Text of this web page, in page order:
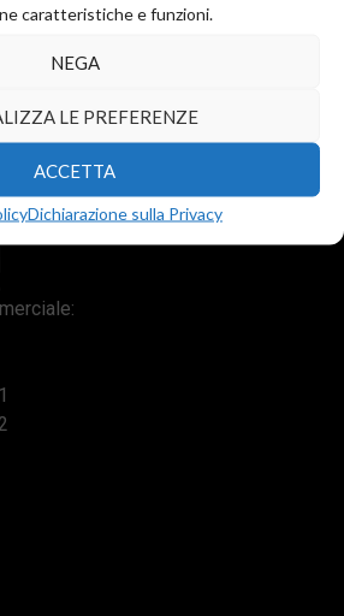
caratteristiche e funzioni.
NEGA
LE PREFERENZE
ACCETTA
Dichiarazione sulla Privacy
UNISONIC